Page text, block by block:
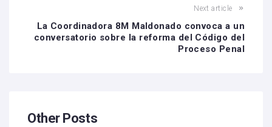
Next article
La Coordinadora 8M Maldonado convoca a un
conversatorio sobre la reforma del Código del
Proceso Penal
Other Posts